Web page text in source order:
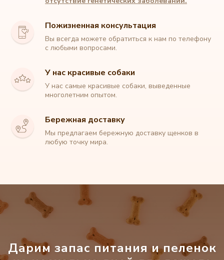
Пожизненная консультация
Вы всегда можете обратиться к нам по телефону
с любыми вопросами.
У нас красивые собаки
У нас самые красивые собаки, выведенные
многолетним опытом.
Бережная доставку
Мы предлагаем бережную доставку щенков в
любую точку мира.
Дарим запас питания и пеленок
+7 (912) 329 90 22
Питомник собак породы Мальтипу
О породе
Каталог щенков
Частые вопросы